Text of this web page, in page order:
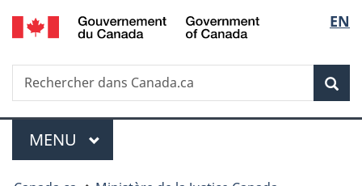
Passer
au
principal
Passer
à
Au
du
Passer
à
version
simplifiée
de
la
EN
Recherche
Rechercher
dans
Menu
MENU PRINCIPAL
Vous